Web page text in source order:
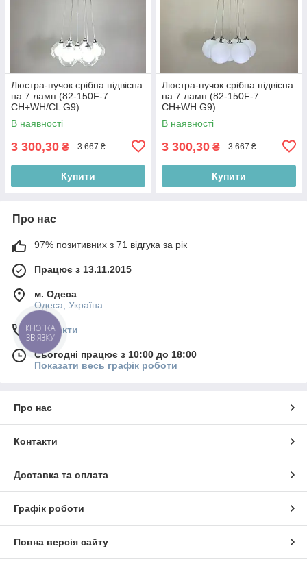
Люстра-пучок срібна підвісна
на 7 ламп (82-150F-7
CH+WH/CL G9)
В наявності
3 300,30 ₴ 3 667 ₴
Купити
Люстра-пучок срібна підвісна
на 7 ламп (82-150F-7
CH+WH G9)
В наявності
3 300,30 ₴ 3 667 ₴
Купити
Про нас
97% позитивних з 71 відгука за рік
Працює з 13.11.2015
м. Одеса
Одеса, Україна
Контакти
Сьогодні працює з 10:00 до 18:00
Показати весь графік роботи
Про нас
Контакти
Доставка та оплата
Графік роботи
Повна версія сайту
КНОПКА
ЗВ'ЯЗКУ